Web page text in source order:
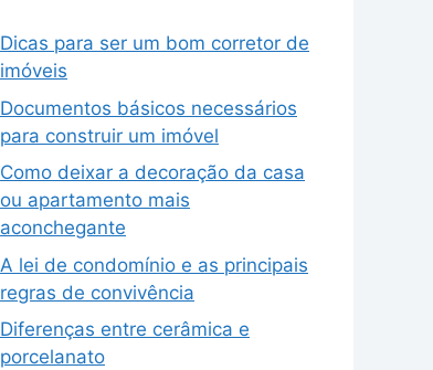
Dicas para ser um bom corretor de
imóveis
Documentos básicos necessários
para construir um imóvel
Como deixar a decoração da casa
ou apartamento mais
aconchegante
A lei de condomínio e as principais
regras de convivência
Diferenças entre cerâmica e
porcelanato